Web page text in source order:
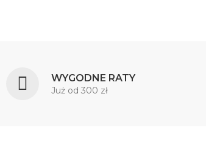
WYGODNE RATY
Już od 300 zł